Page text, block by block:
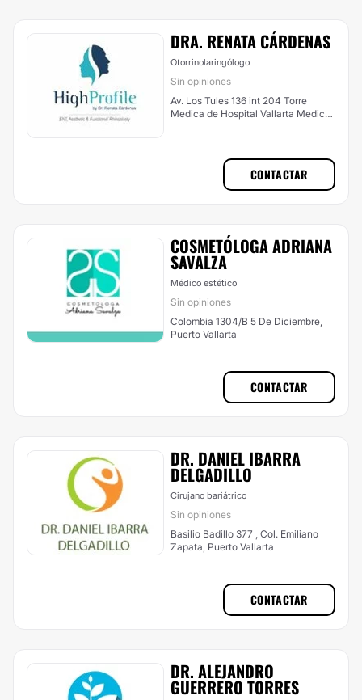
DRA. RENATA CÁRDENAS
Otorrinolaringólogo
Sin opiniones
Av. Los Tules 136 int 204 Torre
Medica de Hospital Vallarta Medical
CONTACTAR
COSMETÓLOGA ADRIANA
SAVALZA
Médico estético
Sin opiniones
Colombia 1304/B 5 De Diciembre,
Puerto Vallarta
CONTACTAR
DR. DANIEL IBARRA
DELGADILLO
Cirujano bariátrico
Sin opiniones
Basilio Badillo 377 , Col. Emiliano
Zapata, Puerto Vallarta
CONTACTAR
DR. ALEJANDRO
GUERRERO TORRES